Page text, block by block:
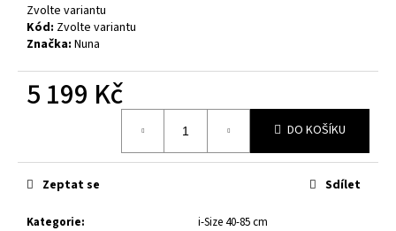
Zvolte variantu
Kód: Zvolte variantu
Značka: Nuna
5 199 Kč
DO KOŠÍKU
Kategorie:
i-Size 40-85 cm
Zeptat se Sdílet
u
m
NUNA
LX